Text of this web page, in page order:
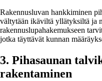
Rakennusluvan hankkiminen
vältytään ikäviltä yllätyksiltä ja
rakennuslupahakemukseen
jotka täyttävät kunnan
3. Pihasaunan
rakentaminen